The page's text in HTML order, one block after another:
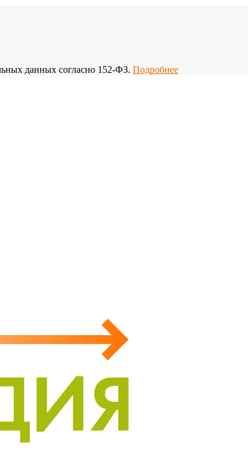
данных согласно 152-ФЗ. Подробнее